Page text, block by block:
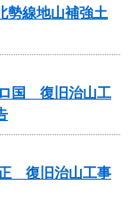
勢線地山補強土
国 復旧治山工
復旧治山工事